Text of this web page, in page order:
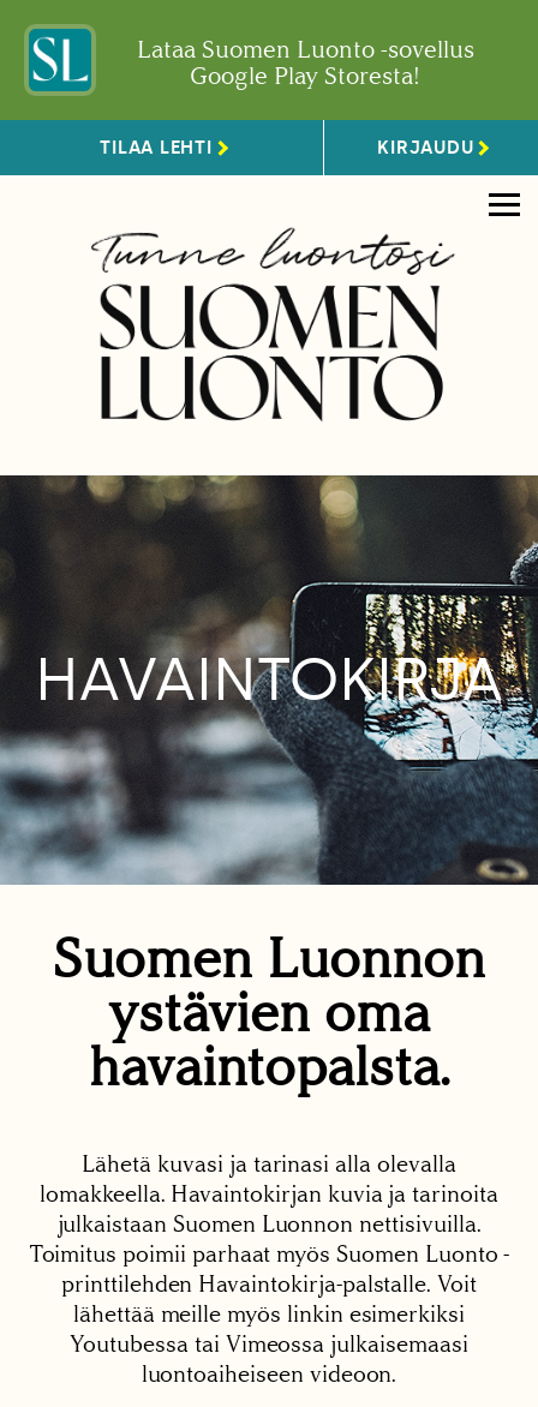
Lataa Suomen Luonto -sovellus
Google Play Storesta!
TILAA LEHTI KIRJAUDU
HAVAINTOKIRJA
Suomen Luonnon
ystävien oma
havaintopalsta.
Lähetä kuvasi ja tarinasi alla olevalla
lomakkeella. Havaintokirjan kuvia ja tarinoita
julkaistaan Suomen Luonnon nettisivuilla.
Toimitus poimii parhaat myös Suomen Luonto -
printtilehden Havaintokirja-palstalle. Voit
lähettää meille myös linkin esimerkiksi
Youtubessa tai Vimeossa julkaisemaasi
luontoaiheiseen videoon.